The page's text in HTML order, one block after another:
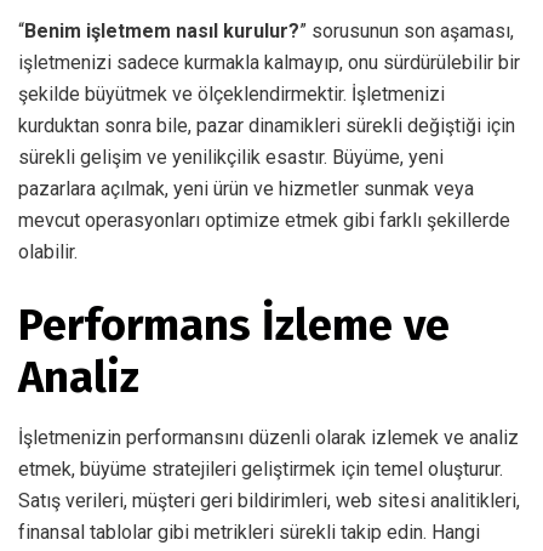
“Benim işletmem nasıl kurulur?” sorusunun son aşaması,
işletmenizi sadece kurmakla kalmayıp, onu sürdürülebilir bir
şekilde büyütmek ve ölçeklendirmektir. İşletmenizi
kurduktan sonra bile, pazar dinamikleri sürekli değiştiği için
sürekli gelişim ve yenilikçilik esastır. Büyüme, yeni
pazarlara açılmak, yeni ürün ve hizmetler sunmak veya
mevcut operasyonları optimize etmek gibi farklı şekillerde
olabilir.
Performans İzleme ve
Analiz
İşletmenizin performansını düzenli olarak izlemek ve analiz
etmek, büyüme stratejileri geliştirmek için temel oluşturur.
Satış verileri, müşteri geri bildirimleri, web sitesi analitikleri,
finansal tablolar gibi metrikleri sürekli takip edin. Hangi